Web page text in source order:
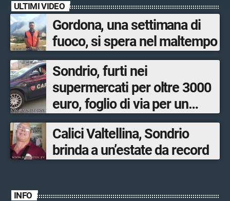
ULTIMI VIDEO
Gordona, una settimana di
fuoco, si spera nel maltempo
Sondrio, furti nei
supermercati per oltre 3000
euro, foglio di via per un
ventinovenne
Calici Valtellina, Sondrio
brinda a un’estate da record
INFO